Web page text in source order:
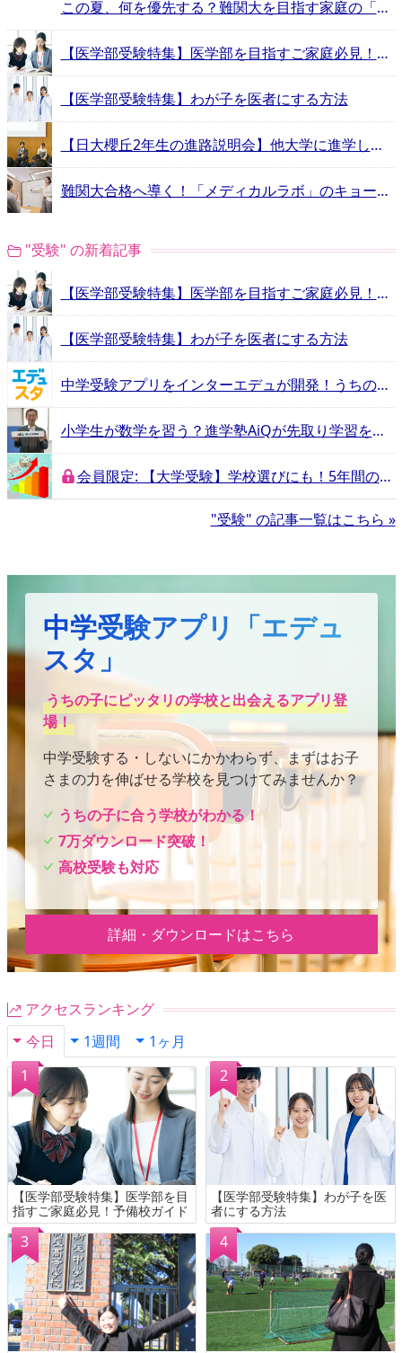
この夏、何を優先する？難関大を目指す家庭の「学習計画」と「塾選び」
【医学部受験特集】医学部を目指すご家庭必見！予備校ガイド
【医学部受験特集】わが子を医者にする方法
【日大櫻丘2年生の進路説明会】他大学に進学した卒業生たちのリアル体験記
難関大合格へ導く！「メディカルラボ」のキョーイクが新たな完全個別大学受験予備校「なんぷろ」開校
"受験" の新着記事
【医学部受験特集】医学部を目指すご家庭必見！予備校ガイド
【医学部受験特集】わが子を医者にする方法
中学受験アプリをインターエデュが開発！うちの子に合う学校はどこ？学校に「見つけてもらえる」体験
小学生が数学を習う？進学塾AiQが先取り学習をすすめる理由
会員限定: 【大学受験】学校選びにも！5年間の合格伸長率から見る今年の合格者ランキング注目校
"受験" の記事一覧はこちら »
中学受験アプリ「エデュ
スタ」
うちの子にピッタリの学校と出会えるアプリ登
場！
中学受験する・しないにかかわらず、まずはお子
さまの力を伸ばせる学校を見つけてみませんか？
うちの子に合う学校がわかる！
7万ダウンロード突破！
高校受験も対応
詳細・ダウンロードはこちら
アクセスランキング
今日
1週間 1ヶ月
【医学部受験特集】医学部を目
指すご家庭必見！予備校ガイド
【医学部受験特集】わが子を医
者にする方法